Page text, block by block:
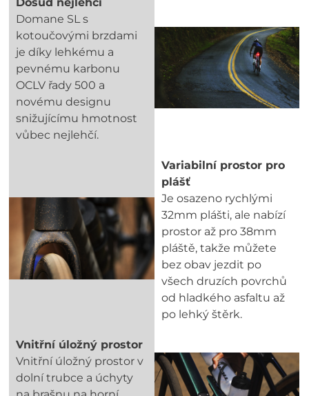
Domane SL s
kotoučovými brzdami
je díky lehkému a
pevnému karbonu
OCLV řady 500 a
novému designu
snižujícímu hmotnost
vůbec nejlehčí.
Variabilní prostor pro
plášť
Je osazeno rychlými
32mm plášti, ale nabízí
prostor až pro 38mm
pláště, takže můžete
bez obav jezdit po
všech druzích povrchů
od hladkého asfaltu až
po lehký štěrk.
Vnitřní úložný prostor
Vnitřní úložný prostor v
dolní trubce a úchyty